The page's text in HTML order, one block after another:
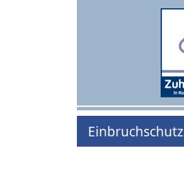
Einbruchschutz